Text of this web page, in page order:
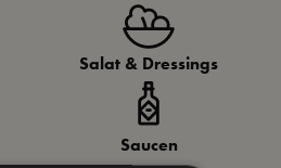
Salat & Dressings
Saucen